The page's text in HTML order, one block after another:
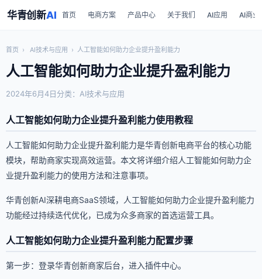
华青创新AI 首页 电商方案 产品中心 关于我们 AI应用 AI商业
首页 › AI技术与应用 › 人工智能如何助力企业提升盈利能力
人工智能如何助力企业提升盈利能力
2024年6月4日分类：AI技术与应用
人工智能如何助力企业提升盈利能力使用教程
人工智能如何助力企业提升盈利能力是华青创新电商平台的核心功能
模块，帮助商家实现高效运营。本文将详细介绍人工智能如何助力企
业提升盈利能力的使用方法和注意事项。
华青创新AI深耕电商SaaS领域，人工智能如何助力企业提升盈利能力
功能经过持续迭代优化，已成为众多商家的首选运营工具。
人工智能如何助力企业提升盈利能力配置步骤
第一步：登录华青创新商家后台，进入插件中心。